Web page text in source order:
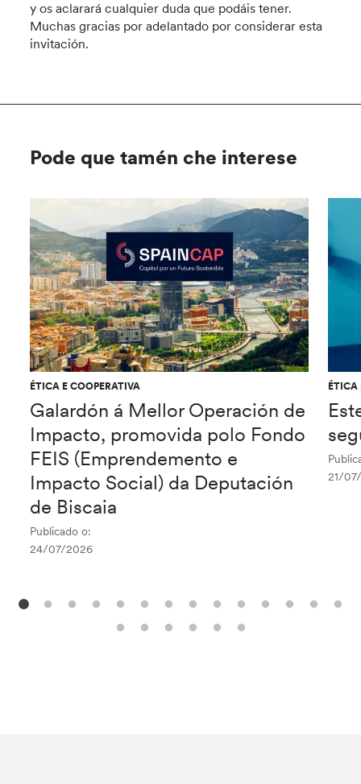
y os aclarará cualquier duda que podáis tener.
Muchas gracias por adelantado por considerar esta
invitación.
Pode que tamén che interese
ÉTICA E COOPERATIVA
Galardón á Mellor Operación de
Impacto, promovida polo Fondo
FEIS (Emprendemento e
Impacto Social) da Deputación
de Biscaia
Publicado o:
24/07/2026
ÉTICA
21/